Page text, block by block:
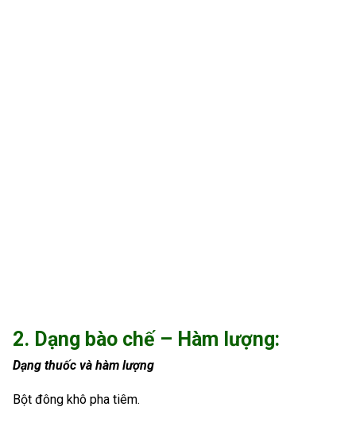
2. Dạng bào chế – Hàm lượng:
Dạng thuốc và hàm lượng
Bột đông khô pha tiêm.